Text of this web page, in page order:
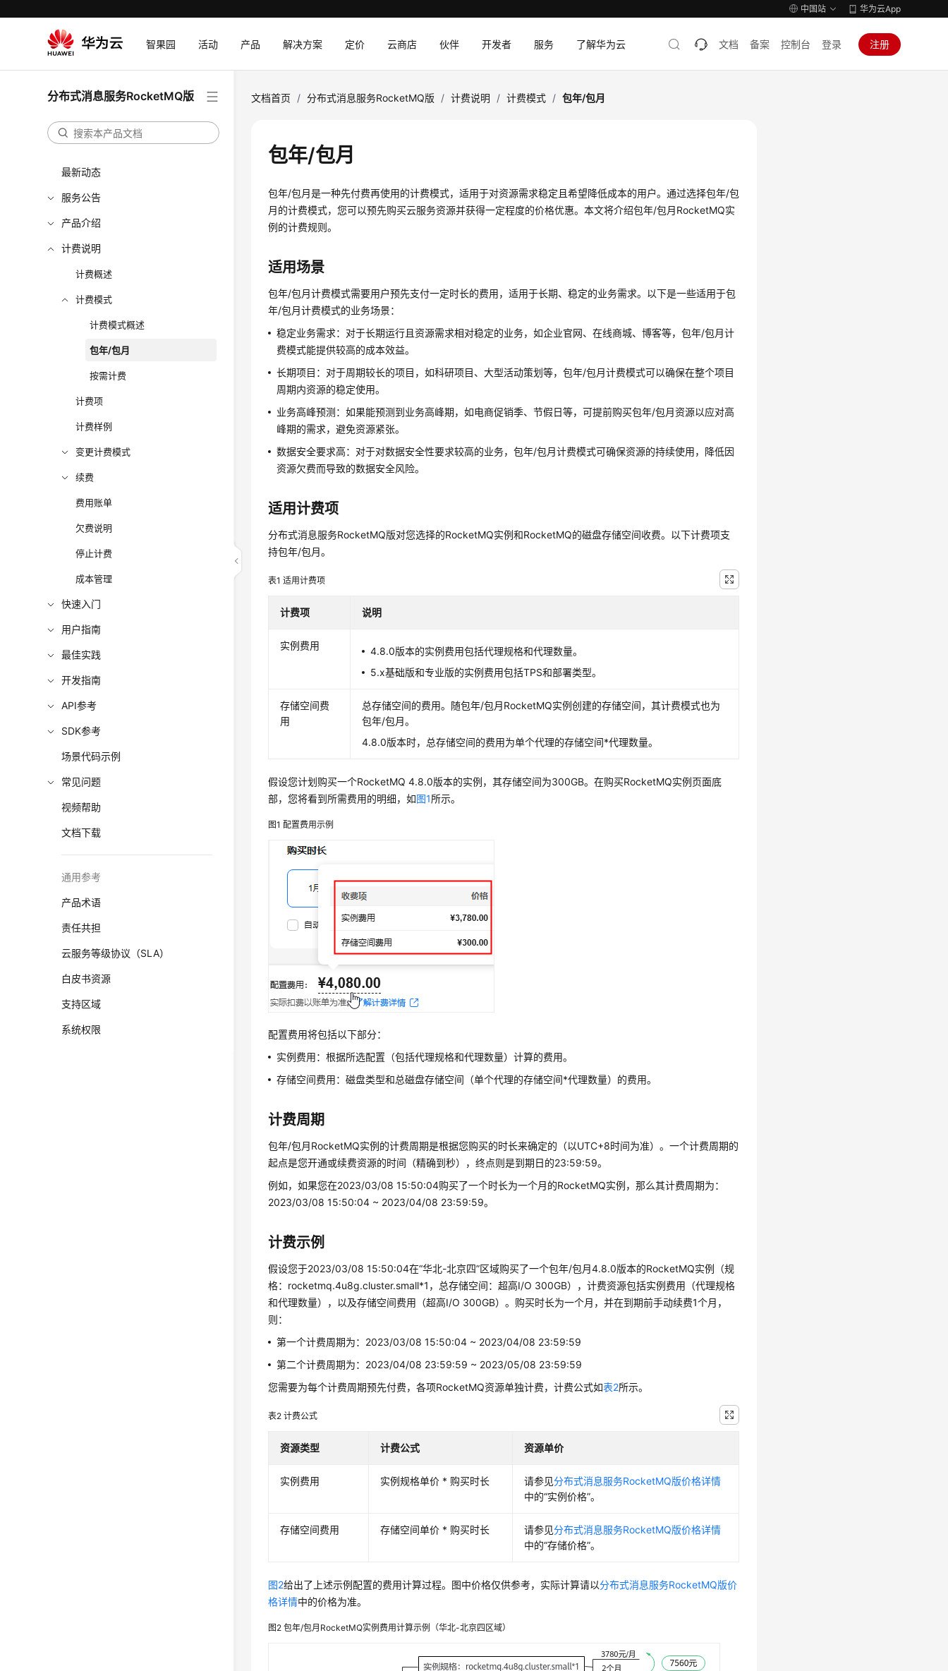
中国站 华为云App
智果园 活动 产品 解决方案 定价 云商店 伙伴 开发者 服务 了解华为云 文档 备案 控制台 登录 注册
分布式消息服务RocketMQ版
最新动态
服务公告
产品介绍
计费说明
计费概述
计费模式
计费模式概述
包年/包月
按需计费
计费项
计费样例
变更计费模式
续费
费用账单
欠费说明
停止计费
成本管理
快速入门
用户指南
最佳实践
开发指南
API参考
SDK参考
场景代码示例
常见问题
视频帮助
文档下载
通用参考
产品术语
责任共担
云服务等级协议（SLA）
白皮书资源
支持区域
系统权限
文档首页 / 分布式消息服务RocketMQ版 / 计费说明 / 计费模式 / 包年/包月
包年/包月
包年/包月是一种先付费再使用的计费模式，适用于对资源需求稳定且希望降低成本的用户。通过选择包年/包
月的计费模式，您可以预先购买云服务资源并获得一定程度的价格优惠。本文将介绍包年/包月RocketMQ实
例的计费规则。
适用场景
包年/包月计费模式需要用户预先支付一定时长的费用，适用于长期、稳定的业务需求。以下是一些适用于包
年/包月计费模式的业务场景：
稳定业务需求：对于长期运行且资源需求相对稳定的业务，如企业官网、在线商城、博客等，包年/包月计
费模式能提供较高的成本效益。
长期项目：对于周期较长的项目，如科研项目、大型活动策划等，包年/包月计费模式可以确保在整个项目
周期内资源的稳定使用。
业务高峰预测：如果能预测到业务高峰期，如电商促销季、节假日等，可提前购买包年/包月资源以应对高
峰期的需求，避免资源紧张。
数据安全要求高：对于对数据安全性要求较高的业务，包年/包月计费模式可确保资源的持续使用，降低因
资源欠费而导致的数据安全风险。
适用计费项
分布式消息服务RocketMQ版对您选择的RocketMQ实例和RocketMQ的磁盘存储空间收费。以下计费项支
持包年/包月。
表1适用计费项
计费项 说明
实例费用
4.8.0版本的实例费用包括代理规格和代理数量。
5.x基础版和专业版的实例费用包括TPS和部署类型。
存储空间费
用
总存储空间的费用。随包年/包月RocketMQ实例创建的存储空间，其计费模式也为
包年/包月。
4.8.0版本时，总存储空间的费用为单个代理的存储空间*代理数量。
假设您计划购买一个RocketMQ 4.8.0版本的实例，其存储空间为300GB。在购买RocketMQ实例页面底
部，您将看到所需费用的明细，如图1所示。
图1 配置费用示例
配置费用将包括以下部分：
实例费用：根据所选配置（包括代理规格和代理数量）计算的费用。
存储空间费用：磁盘类型和总磁盘存储空间（单个代理的存储空间*代理数量）的费用。
计费周期
包年/包月RocketMQ实例的计费周期是根据您购买的时长来确定的（以UTC+8时间为准）。一个计费周期的
起点是您开通或续费资源的时间（精确到秒），终点则是到期日的23:59:59。
例如，如果您在2023/03/08 15:50:04购买了一个时长为一个月的RocketMQ实例，那么其计费周期为：
2023/03/08 15:50:04 ~ 2023/04/08 23:59:59。
计费示例
假设您于2023/03/08 15:50:04在“华北-北京四”区域购买了一个包年/包月4.8.0版本的RocketMQ实例（规
格：rocketmq.4u8g.cluster.small*1，总存储空间：超高I/O 300GB），计费资源包括实例费用（代理规格
和代理数量），以及存储空间费用（超高I/O 300GB）。购买时长为一个月，并在到期前手动续费1个月，
则：
第一个计费周期为：2023/03/08 15:50:04 ~ 2023/04/08 23:59:59
第二个计费周期为：2023/04/08 23:59:59 ~ 2023/05/08 23:59:59
您需要为每个计费周期预先付费，各项RocketMQ资源单独计费，计费公式如表2所示。
表2计费公式
资源类型 计费公式 资源单价
实例费用 实例规格单价 * 购买时长 请参见分布式消息服务RocketMQ版价格详情
中的“实例价格”。
存储空间费用 存储空间单价 * 购买时长 请参见分布式消息服务RocketMQ版价格详情
中的“存储价格”。
图2给出了上述示例配置的费用计算过程。图中价格仅供参考，实际计算请以分布式消息服务RocketMQ版价
格详情中的价格为准。
图2包年/包月RocketMQ实例费用计算示例（华北-北京四区域）